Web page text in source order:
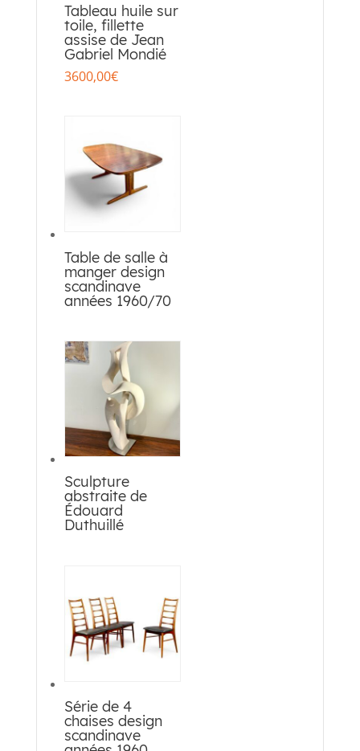
Tableau huile sur
toile, fillette
assise de Jean
Gabriel Mondié
3600,00€
Table de salle à
manger design
scandinave
années 1960/70
Sculpture
abstraite de
Édouard
Duthuillé
Série de 4
chaises design
scandinave